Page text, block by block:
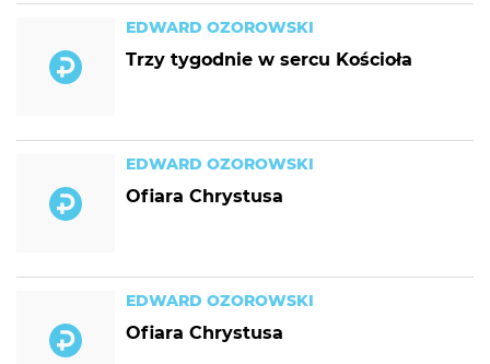
EDWARD OZOROWSKI
Trzy tygodnie w sercu Kościoła
EDWARD OZOROWSKI
Ofiara Chrystusa
EDWARD OZOROWSKI
Ofiara Chrystusa